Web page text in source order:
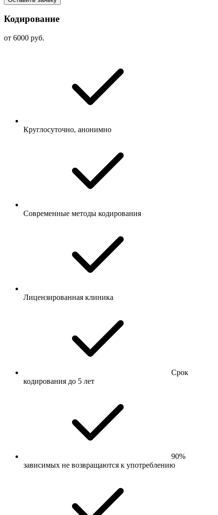
Кодирование
от 6000 руб.
Круглосуточно, анонимно
Современные методы кодирования
Лицензированная клиника
Срок
кодирования до 5 лет
90%
зависимых не возвращаются к употреблению